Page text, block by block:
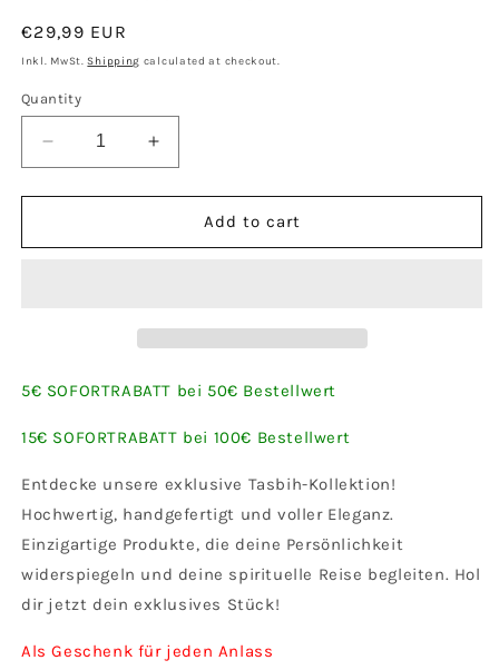
Regular
price
€29,99 EUR
Inkl. MwSt.Shipping calculated at checkout.
Quantity
Decrease
quantity
for
mit
Increase
quantity
for
Tasbih
mit
Add to cart
5€ SOFORTRABATT bei 50€ Bestellwert
15€ SOFORTRABATT bei 100€ Bestellwert
Entdecke unsere exklusive Tasbih-Kollektion!
Hochwertig, handgefertigt und voller Eleganz.
Einzigartige Produkte, die deine Persönlichkeit
widerspiegeln und deine spirituelle Reise begleiten. Hol
dir jetzt dein exklusives Stück!
Als Geschenk für jeden Anlass